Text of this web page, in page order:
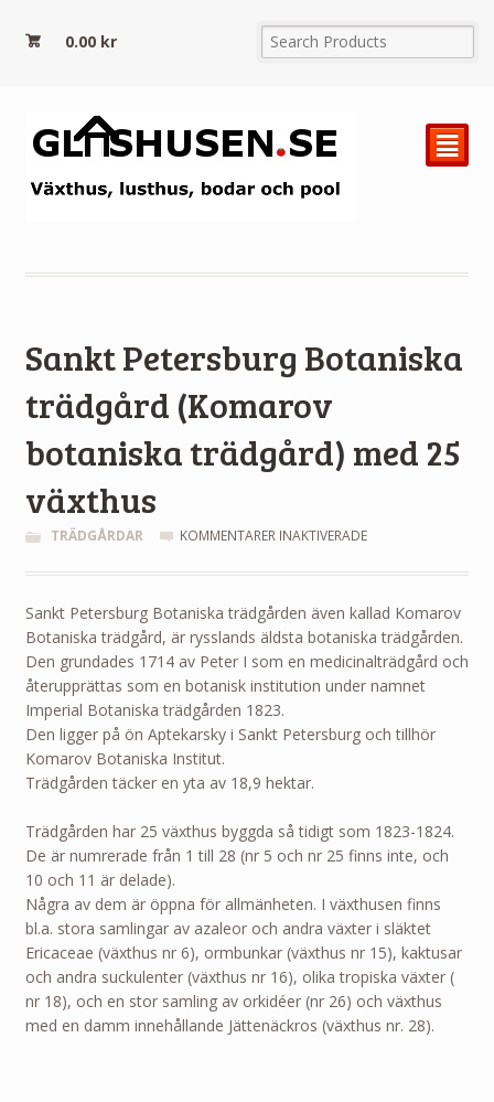
0.00 kr
²
Sankt Petersburg Botaniska
trädgård (Komarov
botaniska trädgård) med 25
växthus
TRÄDGÅRDAR KOMMENTARER INAKTIVERADEFÖR
PETERSBURG
TRÄDGÅRD
(KOMAROV
BOTANISKA
TRÄDGÅRD)
VÄXTHUS
Sankt Petersburg Botaniska trädgården även kallad Komarov
Botaniska trädgård, är rysslands äldsta botaniska trädgården.
Den grundades 1714 av Peter I som en medicinalträdgård och
återupprättas som en botanisk institution under namnet
Imperial Botaniska trädgården 1823.
Den ligger på ön Aptekarsky i Sankt Petersburg och tillhör
Komarov Botaniska Institut.
Trädgården täcker en yta av 18,9 hektar.
Trädgården har 25 växthus byggda så tidigt som 1823-1824.
De är numrerade från 1 till 28 (nr 5 och nr 25 finns inte, och
10 och 11 är delade).
Några av dem är öppna för allmänheten. I växthusen finns
bl.a. stora samlingar av azaleor och andra växter i släktet
Ericaceae (växthus nr 6), ormbunkar (växthus nr 15), kaktusar
och andra suckulenter (växthus nr 16), olika tropiska växter (
nr 18), och en stor samling av orkidéer (nr 26) och växthus
med en damm innehållande Jättenäckros (växthus nr. 28).